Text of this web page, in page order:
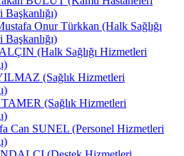
Onur Türkkan (Halk Sağlığı
(Halk Sağlığı Hizmetleri
(Sağlık Hizmetleri
(Sağlık Hizmetleri
Can SUNEL (Personel Hizmetleri